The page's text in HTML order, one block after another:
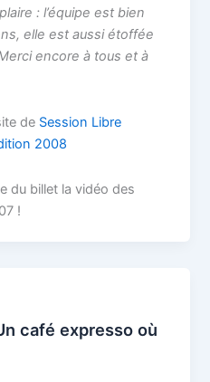
: l’équipe est bien
elle est aussi étoffée
encore à tous et à
de Session Libre
2008
du billet la vidéo des
!
café expresso où